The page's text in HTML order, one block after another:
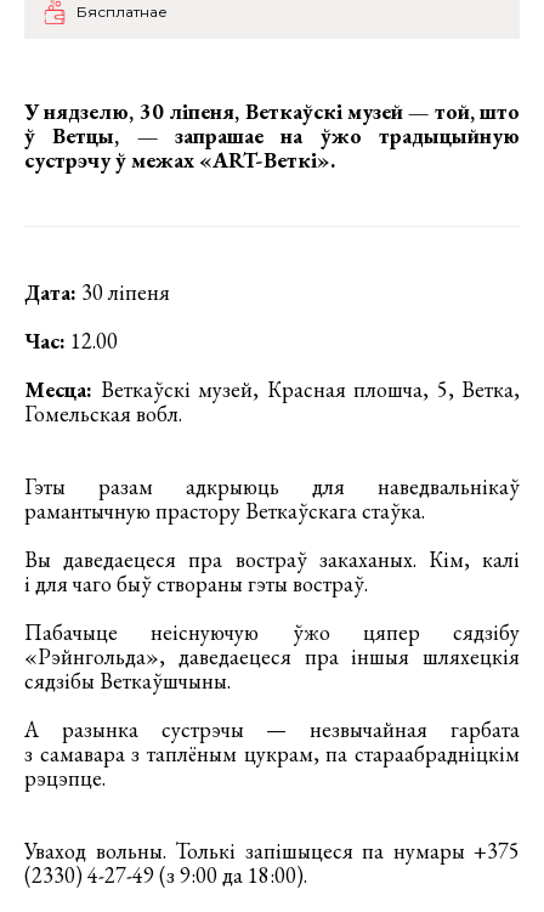
Бясплатнае
У нядзелю, 30 ліпеня, Веткаўскі музей — той, што
ў Ветцы, — запрашае на ўжо традыцыйную
сустрэчу ў межах «ART-Веткі».
Дата: 30 ліпеня
Час: 12.00
Месца: Веткаўскі музей, Красная плошча, 5, Ветка,
Гомельская вобл.
Гэты разам адкрыюць для наведвальнікаў
рамантычную прастору Веткаўскага стаўка.
Вы даведаецеся пра востраў закаханых. Кім, калі
і для чаго быў створаны гэты востраў.
Пабачыце неіснуючую ўжо цяпер сядзібу
«Рэйнгольда», даведаецеся пра іншыя шляхецкія
сядзібы Веткаўшчыны.
А разынка сустрэчы — незвычайная гарбата
з самавара з таплёным цукрам, па стараабрадніцкім
рэцэпце.
Уваход вольны. Толькі запішыцеся па нумары +375
(2330) 4-27-49 (з 9:00 да 18:00).